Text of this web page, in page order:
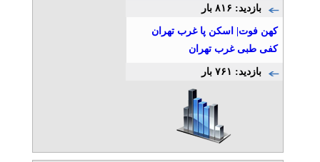
وکیل خانواده و حضانت فوری
– دادگستر نصر
موسسه حقوقی دادگستر نصر
» آگهی برنزی (توان ۱)
وکیل املاک و مستغلات –
دادگستر نصر
موسسه حقوقی دادگستر نصر
» آگهی برنزی (توان ۱)
بازدید: ۸۱۶ بار
کهن فوت| اسکن پا غرب تهران
کفی طبی غرب تهران
بازدید: ۷۶۱ بار